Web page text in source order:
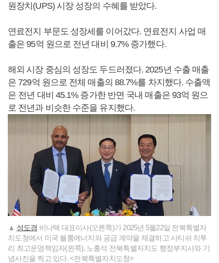
원장치(UPS) 시장 성장의 수혜를 받았다.
연료전지 부문도 성장세를 이어갔다. 연료전지 사업 매
출은 95억 원으로 전년 대비 9.7% 증가했다.
해외 시장 중심의 성장도 두드러졌다. 2025년 수출 매출
은 729억 원으로 전체 매출의 88.7%를 차지했다. 수출액
은 전년 대비 45.1% 증가한 반면 국내 매출은 93억 원으
로 전년과 비슷한 수준을 유지했다.
▲ 성도경 비나텍 대표이사(오른쪽)가 2025년 5월22일 전북특별자
치도청에서 미국 블룸에너지와 공급 계약을 체결하고 사티쉬 치투
리 최고운영책임자(왼쪽), 노홍석 전북특별자치도 행정부지사와 기
념사진을 찍고 있다. <전북특별자치도청>